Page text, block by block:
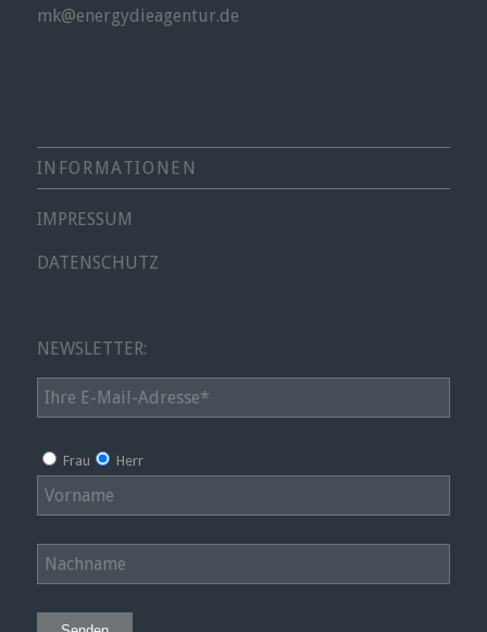
mk@energydieagentur.de
INFORMATIONEN
IMPRESSUM
DATENSCHUTZ
NEWSLETTER:
Frau Herr